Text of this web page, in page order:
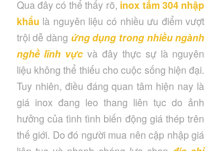
Qua đây có thể thấy rõ, inox tấm 304 nhập
khẩu là nguyên liệu có nhiều ưu điểm vượt
trội dễ dàng ứng dụng trong nhiều ngành
nghề lĩnh vực và đây thực sự là nguyên
liệu không thể thiếu cho cuộc sống hiện đại.
Tuy nhiên, điều đáng quan tâm hiện nay là
giá inox đang leo thang liên tục do ảnh
hưởng của tình tình biến động giá thép trên
thế giới. Do đó người mua nên cập nhập giá